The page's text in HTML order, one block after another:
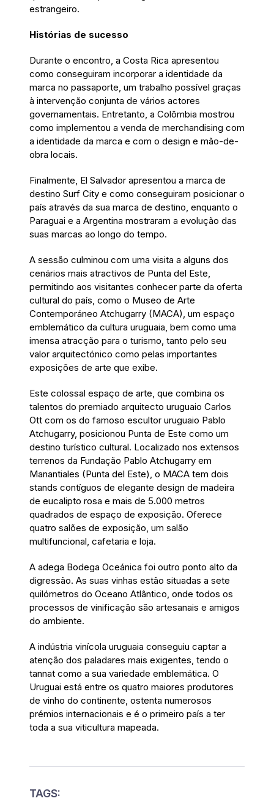
estrangeiro.
Histórias de sucesso
Durante o encontro, a Costa Rica apresentou
como conseguiram incorporar a identidade da
marca no passaporte, um trabalho possível graças
à intervenção conjunta de vários actores
governamentais. Entretanto, a Colômbia mostrou
como implementou a venda de merchandising com
a identidade da marca e com o design e mão-de-
obra locais.
Finalmente, El Salvador apresentou a marca de
destino Surf City e como conseguiram posicionar o
país através da sua marca de destino, enquanto o
Paraguai e a Argentina mostraram a evolução das
suas marcas ao longo do tempo.
A sessão culminou com uma visita a alguns dos
cenários mais atractivos de Punta del Este,
permitindo aos visitantes conhecer parte da oferta
cultural do país, como o Museo de Arte
Contemporáneo Atchugarry (MACA), um espaço
emblemático da cultura uruguaia, bem como uma
imensa atracção para o turismo, tanto pelo seu
valor arquitectónico como pelas importantes
exposições de arte que exibe.
Este colossal espaço de arte, que combina os
talentos do premiado arquitecto uruguaio Carlos
Ott com os do famoso escultor uruguaio Pablo
Atchugarry, posicionou Punta de Este como um
destino turístico cultural. Localizado nos extensos
terrenos da Fundação Pablo Atchugarry em
Manantiales (Punta del Este), o MACA tem dois
stands contíguos de elegante design de madeira
de eucalipto rosa e mais de 5.000 metros
quadrados de espaço de exposição. Oferece
quatro salões de exposição, um salão
multifuncional, cafetaria e loja.
A adega Bodega Oceánica foi outro ponto alto da
digressão. As suas vinhas estão situadas a sete
quilómetros do Oceano Atlântico, onde todos os
processos de vinificação são artesanais e amigos
do ambiente.
A indústria vinícola uruguaia conseguiu captar a
atenção dos paladares mais exigentes, tendo o
tannat como a sua variedade emblemática. O
Uruguai está entre os quatro maiores produtores
de vinho do continente, ostenta numerosos
prémios internacionais e é o primeiro país a ter
toda a sua viticultura mapeada.
TAGS: